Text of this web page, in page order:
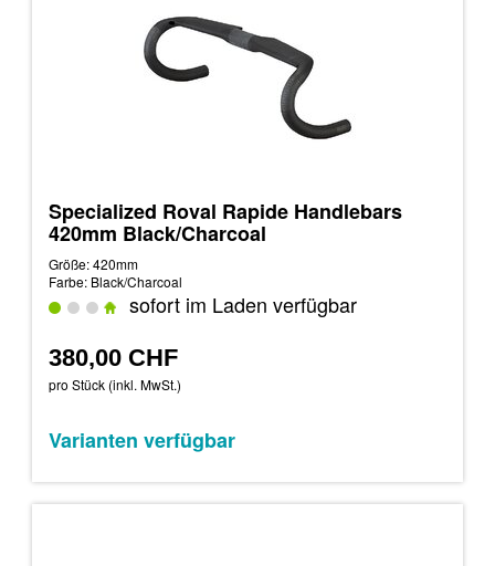
Specialized Roval Rapide Handlebars
420mm Black/Charcoal
Größe: 420mm
Farbe: Black/Charcoal
sofort im Laden verfügbar
380,00 CHF
pro Stück (inkl. MwSt.)
Varianten verfügbar